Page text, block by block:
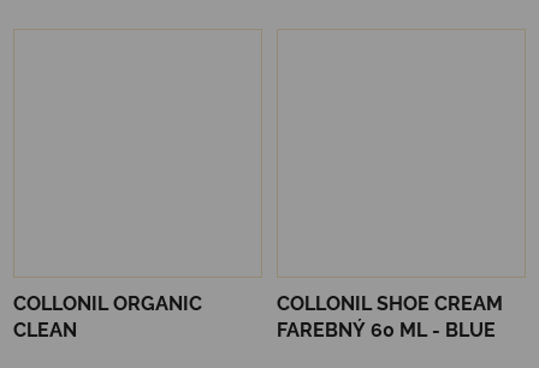
COLLONIL ORGANIC
CLEAN
COLLONIL SHOE CREAM
FAREBNÝ 60 ML - BLUE